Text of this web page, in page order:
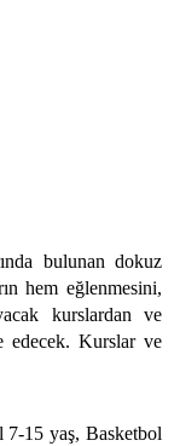
bulunan dokuz
hem eğlenmesini,
kurslardan ve
edecek. Kurslar ve
15 yaş, Basketbol